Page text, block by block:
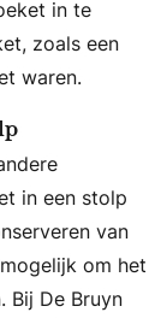
in te
zoals een
waren.
in een stolp
van
om het
Bij De Bruyn